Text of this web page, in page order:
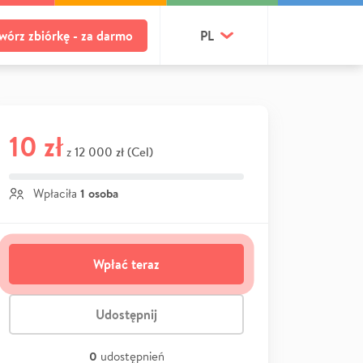
zbiórkę - za darmo PL
10 zł z 12 000 zł (Cel)
Wpłaciła 1 osoba
Wpłać teraz
Udostępnij
0 udostępnień